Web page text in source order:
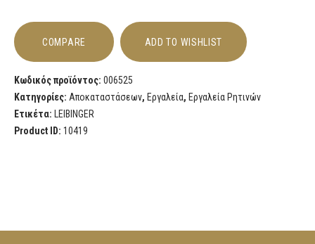
COMPARE ADD TO WISHLIST
Κωδικός προϊόντος: 006525
Κατηγορίες: Αποκαταστάσεων, Εργαλεία, Εργαλεία Ρητινών
Ετικέτα:
LEIBINGER
Product ID: 10419